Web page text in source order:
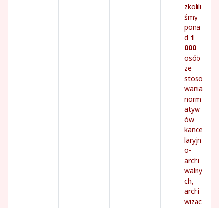
zkolili
śmy
pona
d 1
000
osób
ze
stoso
wania
norm
atyw
ów
kance
laryjn
o-
archi
walny
ch,
archi
wizac